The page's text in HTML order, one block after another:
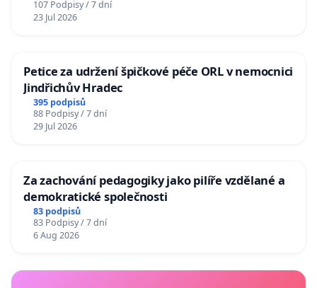
107 Podpisy / 7 dní
23 Jul 2026
Petice za udržení špičkové péče ORL v nemocnici
Jindřichův Hradec
395 podpisů
88 Podpisy / 7 dní
29 Jul 2026
Za zachování pedagogiky jako pilíře vzdělané a
demokratické společnosti
83 podpisů
83 Podpisy / 7 dní
6 Aug 2026